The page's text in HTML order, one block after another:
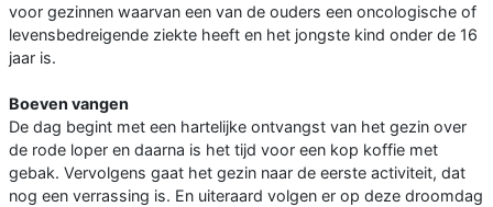
voor gezinnen waarvan een van de ouders een oncologische of
levensbedreigende ziekte heeft en het jongste kind onder de 16
jaar is.
Boeven vangen
De dag begint met een hartelijke ontvangst van het gezin over
de rode loper en daarna is het tijd voor een kop koffie met
gebak. Vervolgens gaat het gezin naar de eerste activiteit, dat
nog een verrassing is. En uiteraard volgen er op deze droomdag